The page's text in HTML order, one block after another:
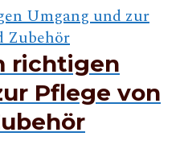
richtigen
Pflege von